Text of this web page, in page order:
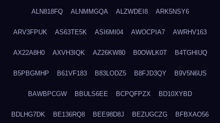
ALN818FQ ALNMMGQA ALZWDEI8 ARK5NSY6
ARV3FPUK AS63TE5K ASI6MI04 AWOCPIA7 AWRHV163
AX22A8H0 AXVH3IQK AZ26KW80 B0OWLK0T B4TGHIUQ
B5PBGMHP B61VF183 B83LODZ5 B8FJD3QY B9V5N6US
BAWBPCGW BBULS6EE BCPQFPZX BD10XYBD
BDLHG7DK BE136RQ8 BEE98D8J BEZUGCZG BFBXAO56